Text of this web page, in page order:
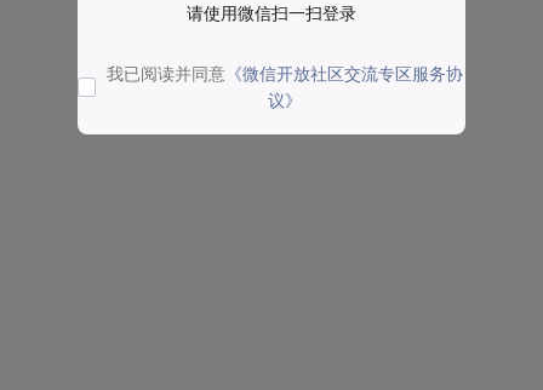
请使用微信扫一扫登录
我已阅读并同意 《微信开放社区交流专区服务协
议》